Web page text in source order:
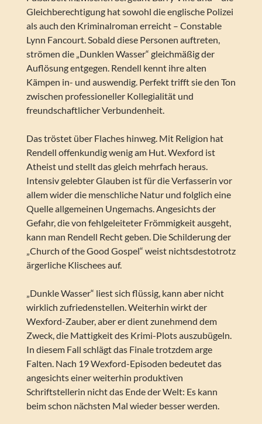
Gleichberechtigung hat sowohl die englische Polizei
als auch den Kriminalroman erreicht – Constable
Lynn Fancourt. Sobald diese Personen auftreten,
strömen die „Dunklen Wasser“ gleichmäßig der
Auflösung entgegen. Rendell kennt ihre alten
Kämpen in- und auswendig. Perfekt trifft sie den Ton
zwischen professioneller Kollegialität und
freundschaftlicher Verbundenheit.
Das tröstet über Flaches hinweg. Mit Religion hat
Rendell offenkundig wenig am Hut. Wexford ist
Atheist und stellt das gleich mehrfach heraus.
Intensiv gelebter Glauben ist für die Verfasserin vor
allem wider die menschliche Natur und folglich eine
Quelle allgemeinen Ungemachs. Angesichts der
Gefahr, die von fehlgeleiteter Frömmigkeit ausgeht,
kann man Rendell Recht geben. Die Schilderung der
„Church of the Good Gospel“ weist nichtsdestotrotz
ärgerliche Klischees auf.
„Dunkle Wasser“ liest sich flüssig, kann aber nicht
wirklich zufriedenstellen. Weiterhin wirkt der
Wexford-Zauber, aber er dient zunehmend dem
Zweck, die Mattigkeit des Krimi-Plots auszubügeln.
In diesem Fall schlägt das Finale trotzdem arge
Falten. Nach 19 Wexford-Episoden bedeutet das
angesichts einer weiterhin produktiven
Schriftstellerin nicht das Ende der Welt: Es kann
beim schon nächsten Mal wieder besser werden.